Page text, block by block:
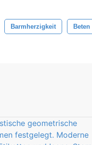
Barmherzigkeit Beten